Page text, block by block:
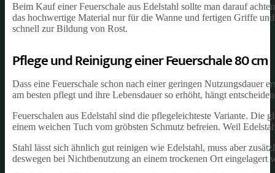
Beim Kauf einer Feuerschale aus Edelstahl sollte man darauf
das hochwertige Material nur für die Wanne und fertigen Griffe
schnell zur Bildung von Rost.
Pflege und Reinigung einer Feuerschale 80 cm
Dass eine Feuerschale schon nach einer geringen Nutzungsdauer
am besten pflegt und ihre Lebensdauer so erhöht, hängt
Feuerschalen aus Edelstahl sind die pflegeleichteste Variante. Die
einem weichen Tuch vom gröbsten Schmutz befreien. Weil
Stahl lässt sich ähnlich gut reinigen wie Edelstahl, muss aber
deswegen bei Nichtbenutzung an einem trockenen Ort eingelagert